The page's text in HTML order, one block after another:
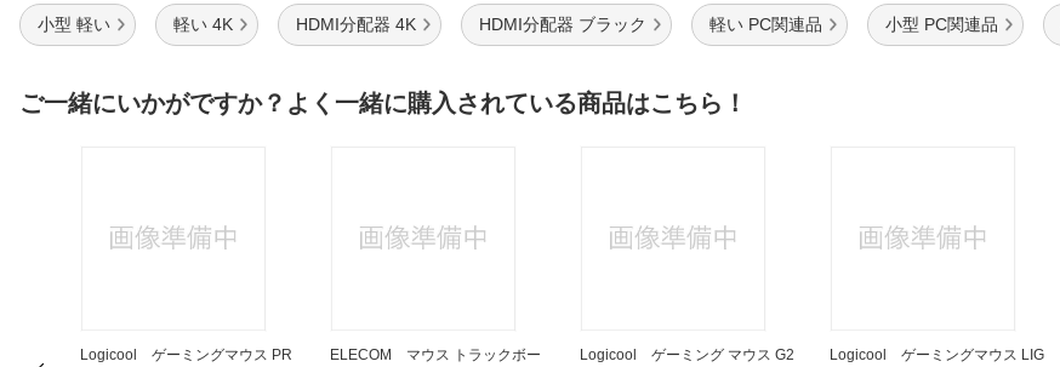
小型 軽い 軽い 4K HDMI分配器 4K HDMI分配器 ブラック 軽い PC関連品 小型 PC関連品
ご一緒にいかがですか？よく一緒に購入されている商品はこちら！
Logicool ゲーミングマウス PR
ELECOM マウス トラックボー
Logicool ゲーミング マウス G2
Logicool ゲーミングマウス LIG